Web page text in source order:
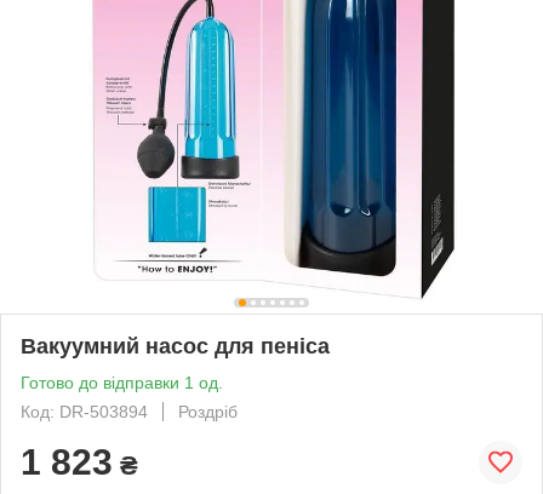
Вакуумний насос для пеніса
Готово до відправки 1 од.
Код: DR-503894
Роздріб
1 823 ₴